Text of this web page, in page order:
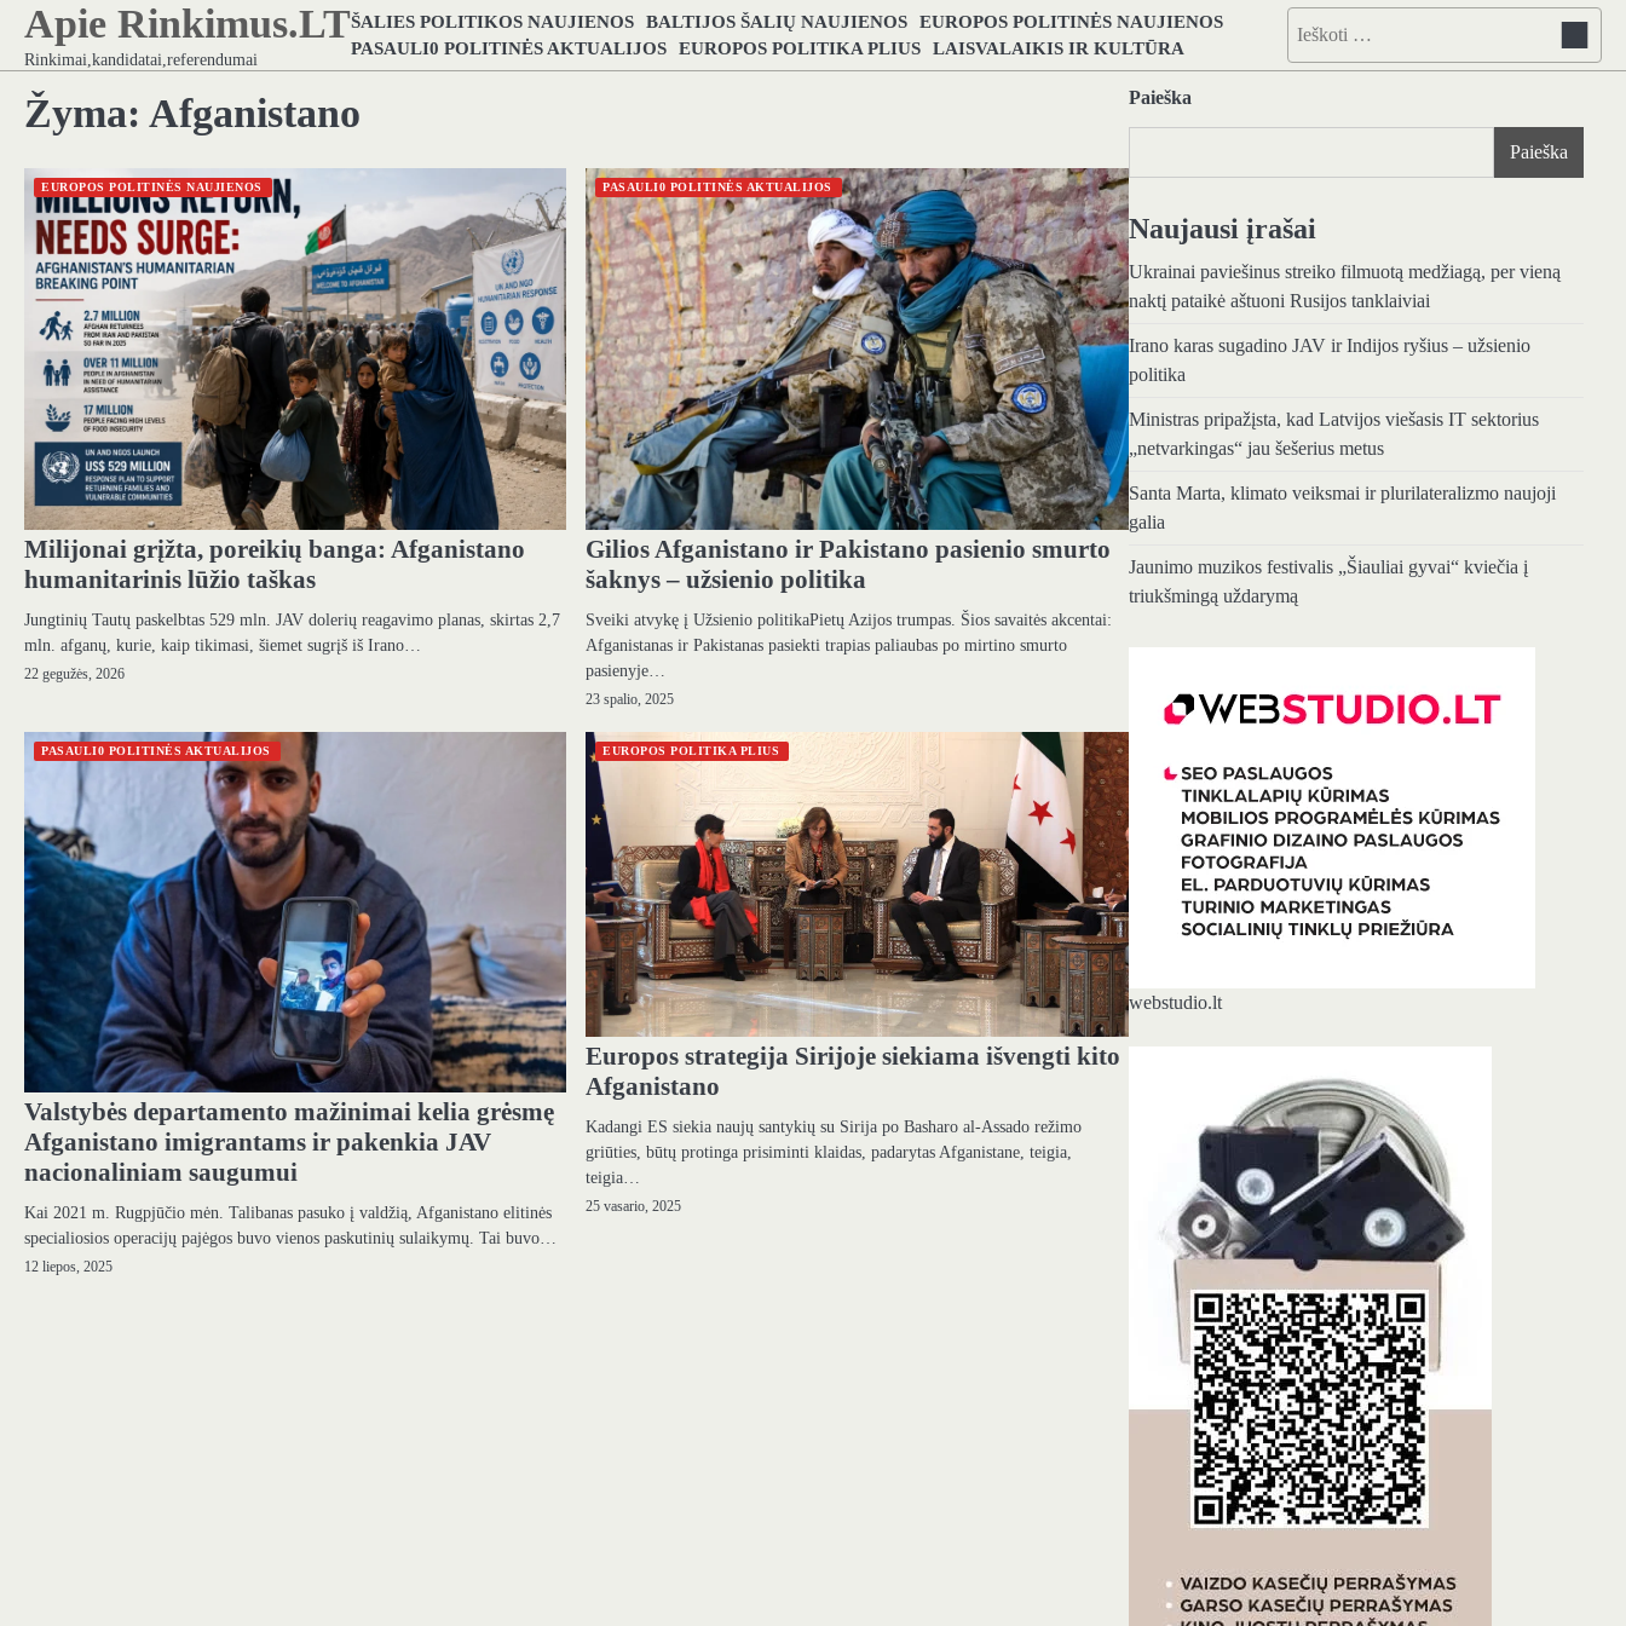
Skip
content
Apie Rinkimus.LT
Rinkimai,kandidatai,referendumai
ŠALIES POLITIKOS NAUJIENOS BALTIJOS ŠALIŲ NAUJIENOS EUROPOS POLITINĖS NAUJIENOS
PASAULI0 POLITINĖS AKTUALIJOS EUROPOS POLITIKA PLIUS LAISVALAIKIS IR KULTŪRA
Ieškoti:
Žyma: Afganistano
EUROPOS POLITINĖS NAUJIENOS
Milijonai grįžta, poreikių banga: Afganistano
humanitarinis lūžio taškas
Jungtinių Tautų paskelbtas 529 mln. JAV dolerių reagavimo planas, skirtas 2,7
mln. afganų, kurie, kaip tikimasi, šiemet sugrįš iš Irano…
22 gegužės, 2026
PASAULI0 POLITINĖS AKTUALIJOS
Gilios Afganistano ir Pakistano pasienio smurto
šaknys – užsienio politika
Sveiki atvykę į Užsienio politikaPietų Azijos trumpas. Šios savaitės akcentai:
Afganistanas ir Pakistanas pasiekti trapias paliaubas po mirtino smurto
pasienyje…
23 spalio, 2025
PASAULI0 POLITINĖS AKTUALIJOS
Valstybės departamento mažinimai kelia grėsmę
Afganistano imigrantams ir pakenkia JAV
nacionaliniam saugumui
Kai 2021 m. Rugpjūčio mėn. Talibanas pasuko į valdžią, Afganistano elitinės
specialiosios operacijų pajėgos buvo vienos paskutinių sulaikymų. Tai buvo…
12 liepos, 2025
EUROPOS POLITIKA PLIUS
Europos strategija Sirijoje siekiama išvengti kito
Afganistano
Kadangi ES siekia naujų santykių su Sirija po Basharo al-Assado režimo
griūties, būtų protinga prisiminti klaidas, padarytas Afganistane, teigia,
teigia…
25 vasario, 2025
Paieška
Paieška
Naujausi įrašai
Ukrainai paviešinus streiko filmuotą medžiagą, per vieną
naktį pataikė aštuoni Rusijos tanklaiviai
Irano karas sugadino JAV ir Indijos ryšius – užsienio
politika
Ministras pripažįsta, kad Latvijos viešasis IT sektorius
„netvarkingas“ jau šešerius metus
Santa Marta, klimato veiksmai ir plurilateralizmo naujoji
galia
Jaunimo muzikos festivalis „Šiauliai gyvai“ kviečia į
triukšmingą uždarymą
webstudio.lt